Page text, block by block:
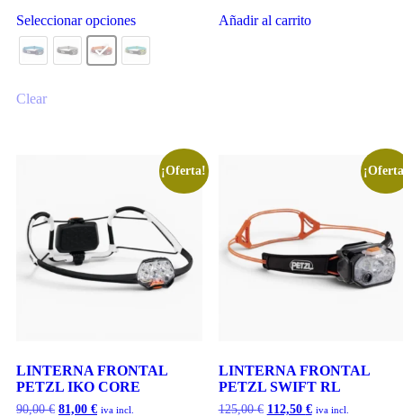
Seleccionar opciones
Clear
Añadir al carrito
¡Oferta!
LINTERNA FRONTAL
PETZL IKO CORE
90,00€ 81,00 € iva incl.
LINTERNA FRONTAL
PETZL SWIFT RL
125,00€ 112,50 € iva incl.